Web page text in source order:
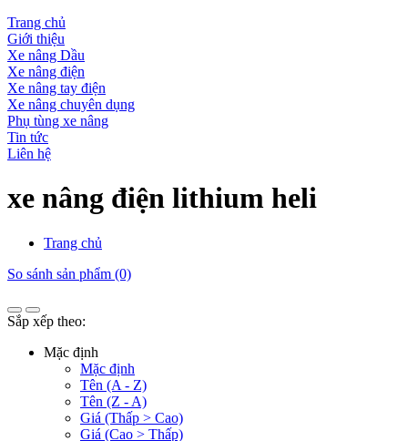
Trang chủ
Giới thiệu
Xe nâng Dầu
Xe nâng điện
Xe nâng tay điện
Xe nâng chuyên dụng
Phụ tùng xe nâng
Tin tức
Liên hệ
xe nâng điện lithium heli
Trang chủ
So sánh sản phẩm (0)
Sắp xếp theo:
Mặc định
Mặc định
Tên (A - Z)
Tên (Z - A)
Giá (Thấp > Cao)
Giá (Cao > Thấp)